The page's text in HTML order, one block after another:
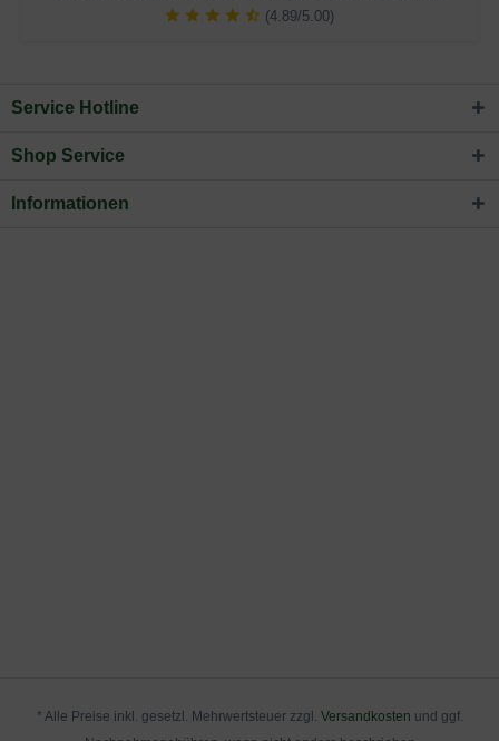
(4.89/5.00)
Service Hotline
Shop Service
Informationen
* Alle Preise inkl. gesetzl. Mehrwertsteuer zzgl. Versandkosten und ggf.